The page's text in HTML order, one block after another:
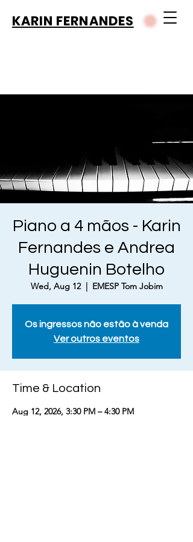
KARIN FERNANDES
Piano a 4 mãos - Karin
Fernandes e Andrea
Huguenin Botelho
Wed, Aug 12
  |
EMESP Tom Jobim
Os ingressos não estão à venda
Ver outros eventos
Time & Location
Aug 12, 2026, 3:30 PM – 4:30 PM